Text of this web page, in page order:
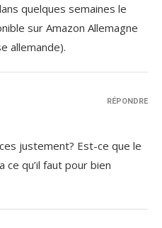
quelques semaines le
sur Amazon Allemagne
allemande).
justement? Est-ce que le
ce qu’il faut pour bien
RÉPONDRE